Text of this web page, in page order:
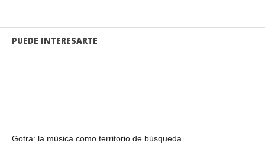
PUEDE INTERESARTE
Gotra: la música como territorio de búsqueda